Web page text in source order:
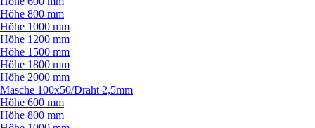
Höhe 800 mm
Höhe 1000 mm
Höhe 1200 mm
Höhe 1500 mm
Höhe 1800 mm
Höhe 2000 mm
Masche 100x50/Draht 2,5mm
Höhe 600 mm
Höhe 800 mm